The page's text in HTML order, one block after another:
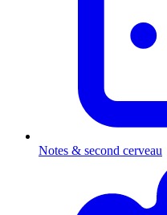
Notes & second cerveau